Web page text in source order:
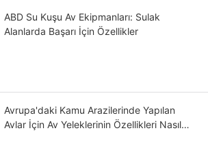
ABD Su Kuşu Av Ekipmanları: Sulak
Alanlarda Başarı İçin Özellikler
Avrupa'daki Kamu Arazilerinde Yapılan
Avlar İçin Av Yeleklerinin Özellikleri Nasıl